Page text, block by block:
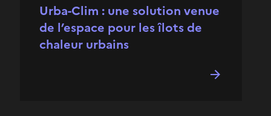
Urba-Clim : une solution venue
de l’espace pour les îlots de
chaleur urbains